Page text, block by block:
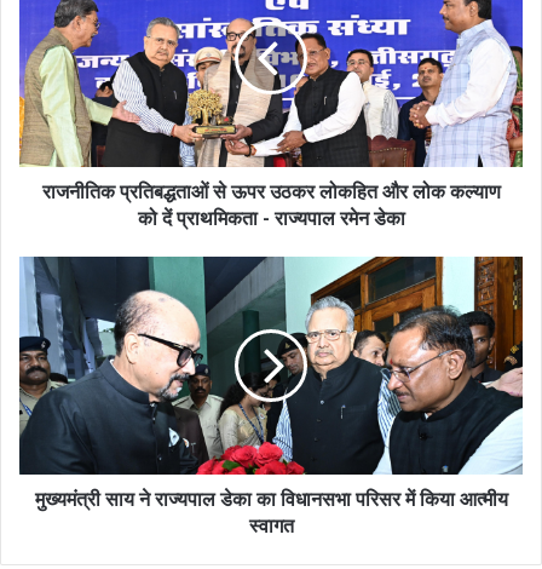
राजनीतिक प्रतिबद्धताओं से ऊपर उठकर लोकहित और लोक कल्याण
को दें प्राथमिकता - राज्यपाल रमेन डेका
मुख्यमंत्री साय ने राज्यपाल डेका का विधानसभा परिसर में किया आत्मीय
स्वागत